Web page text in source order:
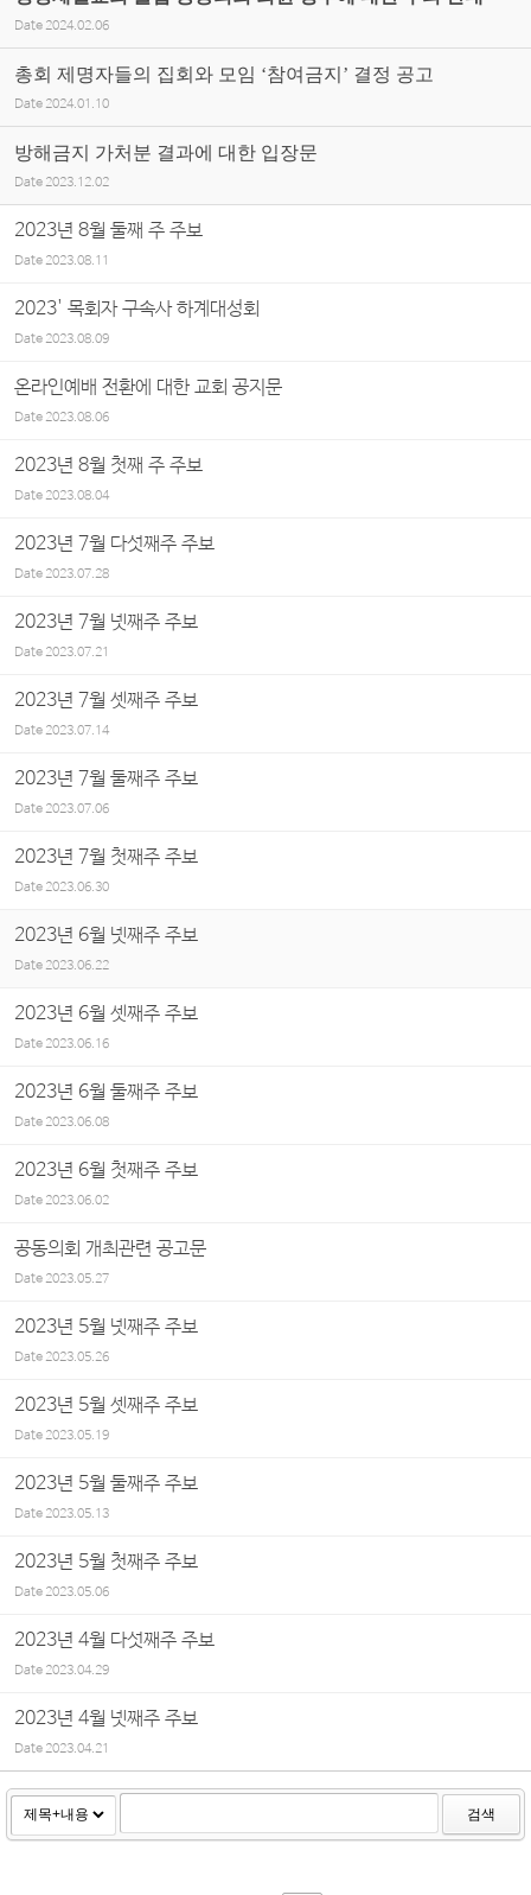
Date 2024.02.06
총회 제명자들의 집회와 모임 ‘참여금지’ 결정 공고
Date 2024.01.10
방해금지 가처분 결과에 대한 입장문
Date 2023.12.02
2023년 8월 둘째 주 주보
Date2023.08.11
2023' 목회자 구속사 하계대성회
Date2023.08.09
온라인예배 전환에 대한 교회 공지문
Date2023.08.06
2023년 8월 첫째 주 주보
Date2023.08.04
2023년 7월 다섯째주 주보
Date2023.07.28
2023년 7월 넷째주 주보
Date2023.07.21
2023년 7월 셋째주 주보
Date2023.07.14
2023년 7월 둘째주 주보
Date2023.07.06
2023년 7월 첫째주 주보
Date2023.06.30
2023년 6월 넷째주 주보
Date 2023.06.22
2023년 6월 셋째주 주보
Date2023.06.16
2023년 6월 둘째주 주보
Date2023.06.08
2023년 6월 첫째주 주보
Date2023.06.02
공동의회 개최관련 공고문
Date2023.05.27
2023년 5월 넷째주 주보
Date2023.05.26
2023년 5월 셋째주 주보
Date2023.05.19
2023년 5월 둘째주 주보
Date2023.05.13
2023년 5월 첫째주 주보
Date2023.05.06
2023년 4월 다섯째주 주보
Date2023.04.29
2023년 4월 넷째주 주보
Date2023.04.21
검색